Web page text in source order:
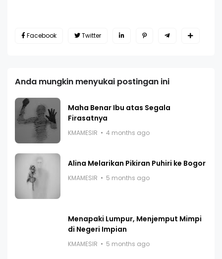
Facebook Twitter
Anda mungkin menyukai postingan ini
Maha Benar Ibu atas Segala
Firasatnya
KMAMESIR 4 months ago
Alina Melarikan Pikiran Puhiri ke Bogor
KMAMESIR 5 months ago
Menapaki Lumpur, Menjemput Mimpi
di Negeri Impian
KMAMESIR 5 months ago